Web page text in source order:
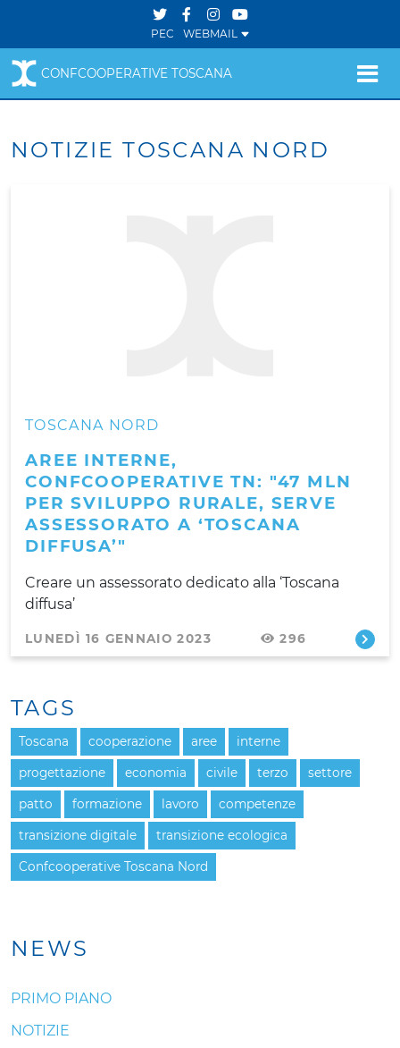
PEC WEBMAIL
CONFCOOPERATIVE TOSCANA
NOTIZIE TOSCANA NORD
TOSCANA NORD
AREE INTERNE,
CONFCOOPERATIVE TN: "47 MLN
PER SVILUPPO RURALE, SERVE
ASSESSORATO A ‘TOSCANA
DIFFUSA’"
Creare un assessorato dedicato alla ‘Toscana
diffusa’
LUNEDÌ 16 GENNAIO 2023 296
NEWS
PRIMO PIANO
NOTIZIE
TAGS
Toscana cooperazione aree interne
progettazione economia civile terzo settore
patto formazione lavoro competenze
transizione digitale transizione ecologica
Confcooperative Toscana Nord